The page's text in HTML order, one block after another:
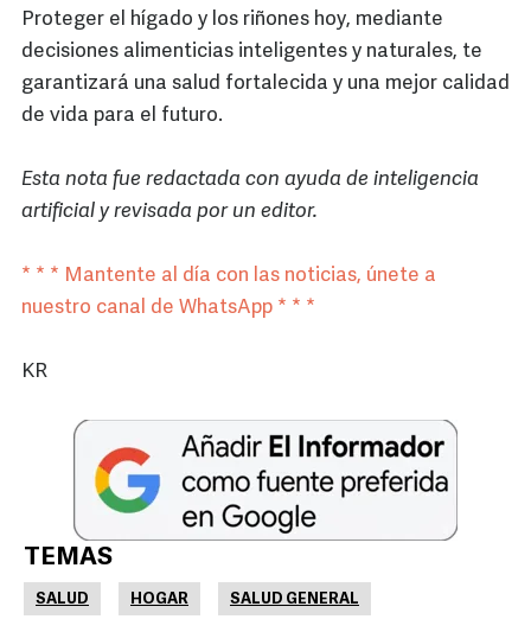
Proteger el hígado y los riñones hoy, mediante
decisiones alimenticias inteligentes y naturales, te
garantizará una salud fortalecida y una mejor calidad
de vida para el futuro.
Esta nota fue redactada con ayuda de inteligencia
artificial y revisada por un editor.
* * * Mantente al día con las noticias, únete a
nuestro canal de WhatsApp * * *
KR
TEMAS
SALUD HOGAR SALUD GENERAL